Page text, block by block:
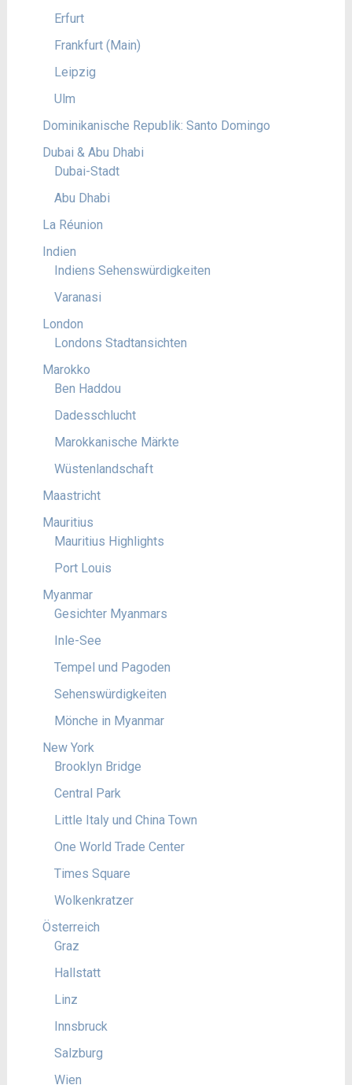
Erfurt
Frankfurt (Main)
Leipzig
Ulm
Dominikanische Republik: Santo Domingo
Dubai & Abu Dhabi
Dubai-Stadt
Abu Dhabi
La Réunion
Indien
Indiens Sehenswürdigkeiten
Varanasi
London
Londons Stadtansichten
Marokko
Ben Haddou
Dadesschlucht
Marokkanische Märkte
Wüstenlandschaft
Maastricht
Mauritius
Mauritius Highlights
Port Louis
Myanmar
Gesichter Myanmars
Inle-See
Tempel und Pagoden
Sehenswürdigkeiten
Mönche in Myanmar
New York
Brooklyn Bridge
Central Park
Little Italy und China Town
One World Trade Center
Times Square
Wolkenkratzer
Österreich
Graz
Hallstatt
Linz
Innsbruck
Salzburg
Wien